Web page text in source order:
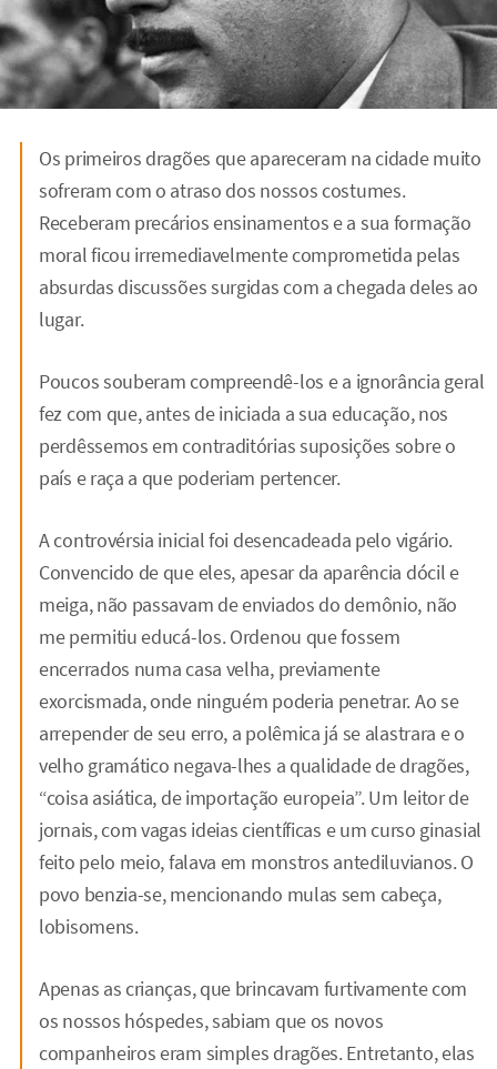
Os primeiros dragões que apareceram na cidade muito
sofreram com o atraso dos nossos costumes.
Receberam precários ensinamentos e a sua formação
moral ficou irremediavelmente comprometida pelas
absurdas discussões surgidas com a chegada deles ao
lugar.
Poucos souberam compreendê-los e a ignorância geral
fez com que, antes de iniciada a sua educação, nos
perdêssemos em contraditórias suposições sobre o
país e raça a que poderiam pertencer.
A controvérsia inicial foi desencadeada pelo vigário.
Convencido de que eles, apesar da aparência dócil e
meiga, não passavam de enviados do demônio, não
me permitiu educá-los. Ordenou que fossem
encerrados numa casa velha, previamente
exorcismada, onde ninguém poderia penetrar. Ao se
arrepender de seu erro, a polêmica já se alastrara e o
velho gramático negava-lhes a qualidade de dragões,
“coisa asiática, de importação europeia”. Um leitor de
jornais, com vagas ideias científicas e um curso ginasial
feito pelo meio, falava em monstros antediluvianos. O
povo benzia-se, mencionando mulas sem cabeça,
lobisomens.
Apenas as crianças, que brincavam furtivamente com
os nossos hóspedes, sabiam que os novos
companheiros eram simples dragões. Entretanto, elas